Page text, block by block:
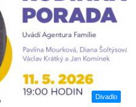
Divadlo